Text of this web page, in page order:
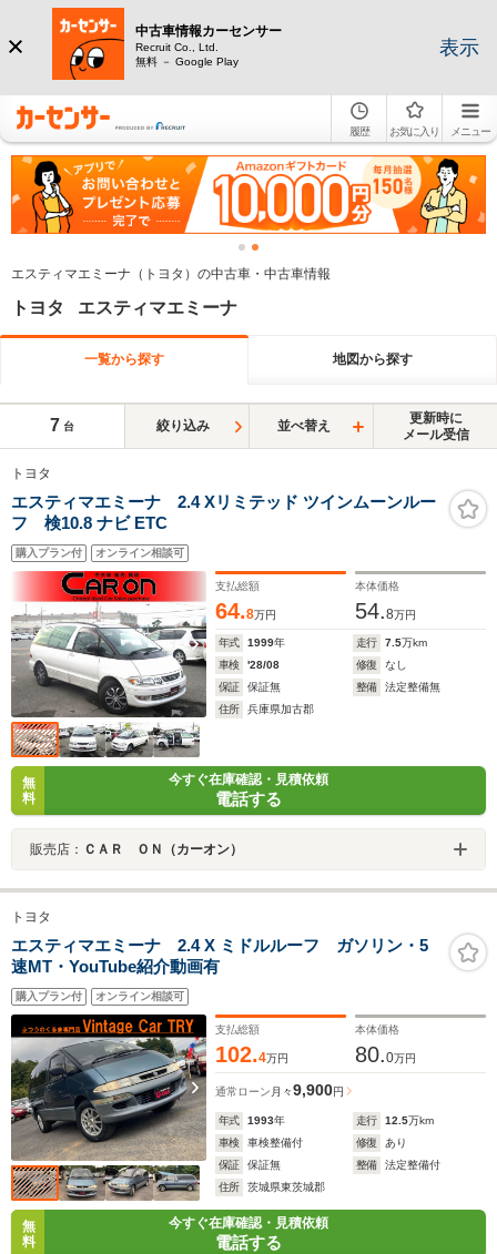
中古車情報カーセンサー
Recruit Co., Ltd.
無料 － Google Play
表示
履歴 お気に入り メニュー
エスティマエミーナ（トヨタ）の中古車・中古車情報
トヨタ エスティマエミーナ
一覧から探す 地図から探す
7 台 絞り込み 並べ替え
更新時に
メール受信
トヨタ
エスティマエミーナ 2.4 Xリミテッド ツインムーンルー
フ 検10.8 ナビ ETC
購入プラン付 オンライン相談可
支払総額
64.8万円
本体価格
54.8万円
年式 1999年 走行 7.5万km
車検
'28/08 修復
なし
保証
保証無 整備
法定整備無
住所
兵庫県加古郡
無
料
今すぐ在庫確認・見積依頼
電話する
販売店： ＣＡＲ ＯＮ（カーオン）
トヨタ
エスティマエミーナ 2.4 X ミドルルーフ ガソリン・5
速MT・YouTube紹介動画有
購入プラン付 オンライン相談可
支払総額
102.4万円
本体価格
80.0万円
通常ローン 月々9,900円
年式 1993年 走行 12.5万km
車検
車検整備付 修復
あり
保証
保証無 整備
法定整備付
住所
茨城県東茨城郡
無
料
今すぐ在庫確認・見積依頼
電話する